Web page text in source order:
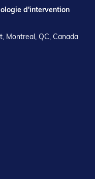
d'intervention
Montreal, QC, Canada